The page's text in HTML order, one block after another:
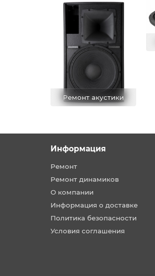
Ремонт акустики
Информация
Ремонт
Ремонт динамиков
О компании
Информация о доставке
Политика безопасности
Условия соглашения